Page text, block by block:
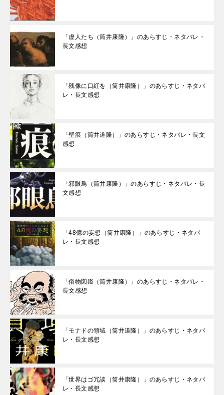
「虚人たち（筒井康隆）」のあらすじ・ネタバレ・
長文感想
「残像に口紅を（筒井康隆）」のあらすじ・ネタバ
レ・長文感想
「聖痕（筒井道隆）」のあらすじ・ネタバレ・長文
感想
「邪眼鳥（筒井康隆）」のあらすじ・ネタバレ・長
文感想
「48億の妄想（筒井康隆）」のあらすじ・ネタバ
レ・長文感想
「俗物図鑑（筒井康隆）」のあらすじ・ネタバレ・
長文感想
「モナドの領域（筒井道隆）」のあらすじ・ネタバ
レ・長文感想
「世界はゴ冗談（筒井康隆）」のあらすじ・ネタバ
レ・長文感想